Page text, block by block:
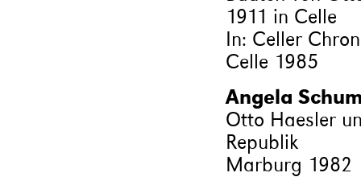
1911 in Celle
In: Celler
Celle 1985
Angela
Otto Haesler
Republik
Marburg 1982